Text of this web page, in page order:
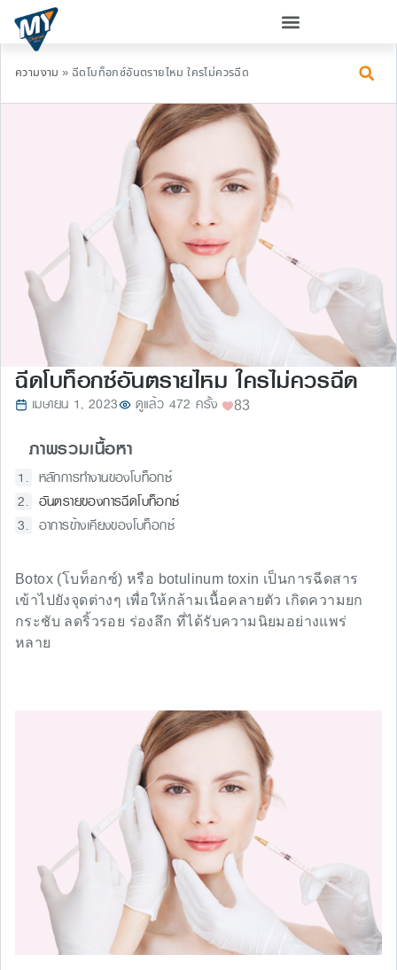
ความงาม » ฉีดโบท็อกซ์อันตรายไหม ใครไม่ควรฉีด
ฉีดโบท็อกซ์อันตรายไหม ใครไม่ควรฉีด
เมษายน 1, 2023 ดูแล้ว 472 ครั้ง 83
ภาพรวมเนื้อหา
หลักการทำงานของโบท็อกซ์
อันตรายของการฉีดโบท็อกซ์
อาการข้างเคียงของโบท็อกซ์
Botox (โบท็อกซ์) หรือ botulinum toxin เป็นการฉีดสาร
เข้าไปยังจุดต่างๆ เพื่อให้กล้ามเนื้อคลายตัว เกิดความยก
กระชับ ลดริ้วรอย ร่องลึก ที่ได้รับความนิยมอย่างแพร่
หลาย